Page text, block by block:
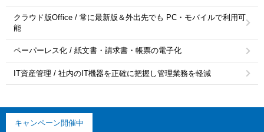
クラウド版Office / 常に最新版＆外出先でも PC・モバイルで利用可
能
ペーパーレス化 / 紙文書・請求書・帳票の電子化
IT資産管理 / 社内のIT機器を正確に把握し管理業務を軽減
キャンペーン開催中